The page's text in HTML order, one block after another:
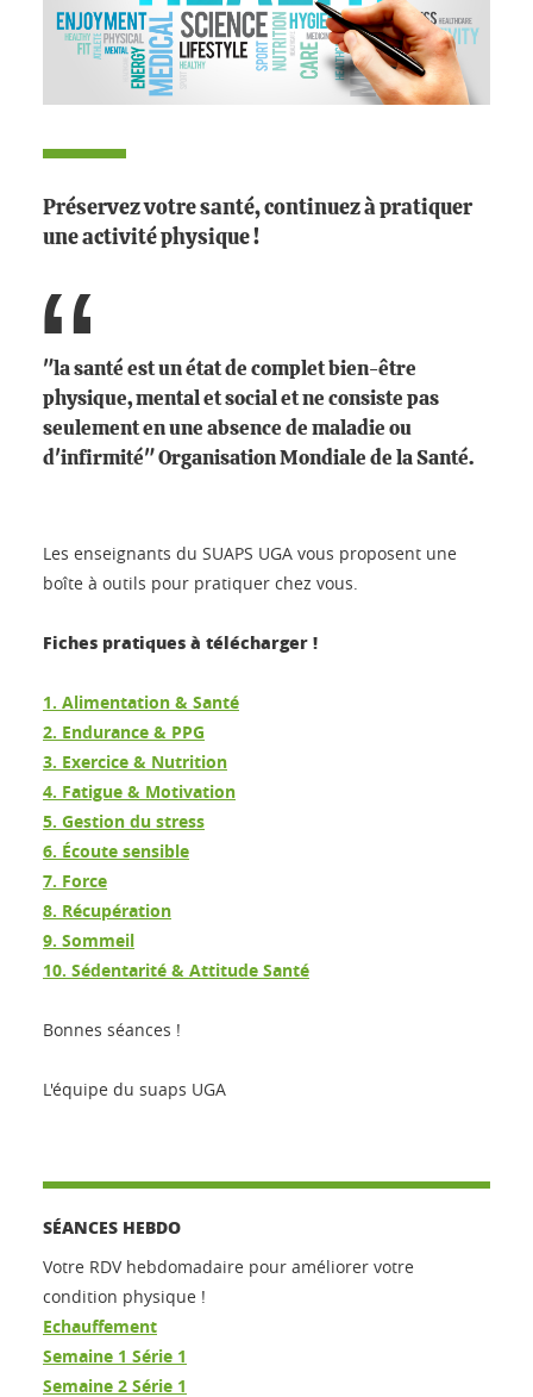
Préservez votre santé, continuez à pratiquer
une activité physique !
"la santé est un état de complet bien-être
physique, mental et social et ne consiste pas
seulement en une absence de maladie ou
d'infirmité" Organisation Mondiale de la Santé.
Les enseignants du SUAPS UGA vous proposent une
boîte à outils pour pratiquer chez vous.
Fiches pratiques à télécharger !
1. Alimentation & Santé
2. Endurance & PPG
3. Exercice & Nutrition
4. Fatigue & Motivation
5. Gestion du stress
6. Écoute sensible
7. Force
8. Récupération
9. Sommeil
10. Sédentarité & Attitude Santé
Bonnes séances !
L'équipe du suaps UGA
SÉANCES HEBDO
Votre RDV hebdomadaire pour améliorer votre
condition physique !
Echauffement
Semaine 1 Série 1
Semaine 2 Série 1